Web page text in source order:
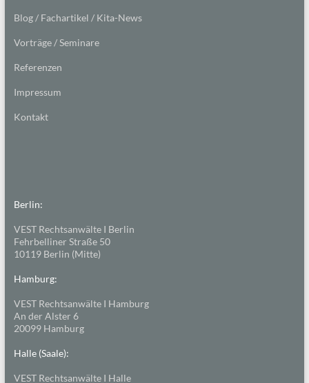
Blog / Fachartikel / Kita-News
Vorträge / Seminare
Referenzen
Impressum
Kontakt
Berlin:
VEST Rechtsanwälte I Berlin
Fehrbelliner Straße 50
10119 Berlin (Mitte)
Hamburg:
VEST Rechtsanwälte I Hamburg
An der Alster 6
20099 Hamburg
Halle (Saale):
VEST Rechtsanwälte I Halle